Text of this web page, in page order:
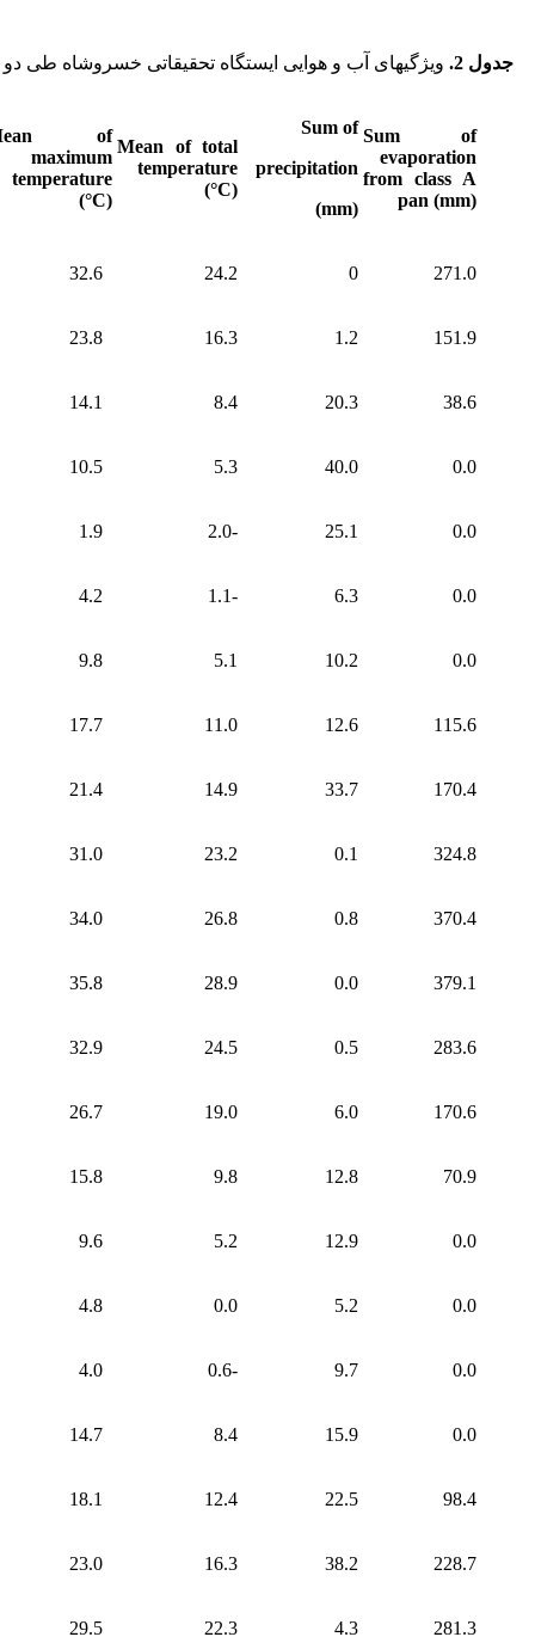
جدول 2 . ویژگی­های آب و هوایی ایستگاه تحقیقاتی خسروشاه طی دو سال
Sum of
evaporation
from class A
pan (mm)
Sum of
precipitation
(mm)
Mean of total
temperature
(°C)
of
maximum
temperature
(°C)
271.0
0
24.2
32.6
151.9
1.2
16.3
23.8
38.6
20.3
8.4
14.1
0.0
40.0
5.3
10.5
0.0
25.1
-2.0
1.9
0.0
6.3
-1.1
4.2
0.0
10.2
5.1
9.8
115.6
12.6
11.0
17.7
170.4
33.7
14.9
21.4
324.8
0.1
23.2
31.0
370.4
0.8
26.8
34.0
379.1
0.0
28.9
35.8
283.6
0.5
24.5
32.9
170.6
6.0
19.0
26.7
70.9
12.8
9.8
15.8
0.0
12.9
5.2
9.6
0.0
5.2
0.0
4.8
0.0
9.7
-0.6
4.0
0.0
15.9
8.4
14.7
98.4
22.5
12.4
18.1
228.7
38.2
16.3
23.0
281.3
4.3
22.3
29.5